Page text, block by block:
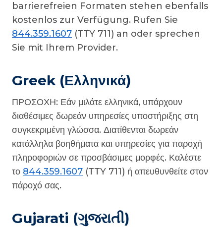
barrierefreien Formaten stehen ebenfalls
kostenlos zur Verfügung. Rufen Sie
844.359.1607 (TTY 711) an oder sprechen
Sie mit Ihrem Provider.
Greek (Ελληνικά)
ΠΡΟΣΟΧΗ: Εάν μιλάτε ελληνικά, υπάρχουν
διαθέσιμες δωρεάν υπηρεσίες υποστήριξης στη
συγκεκριμένη γλώσσα. Διατίθενται δωρεάν
κατάλληλα βοηθήματα και υπηρεσίες για παροχή
πληροφοριών σε προσβάσιμες μορφές. Καλέστε
το 844.359.1607 (TTY 711) ή απευθυνθείτε στον
πάροχό σας.
Gujarati (ગુજરાતી)